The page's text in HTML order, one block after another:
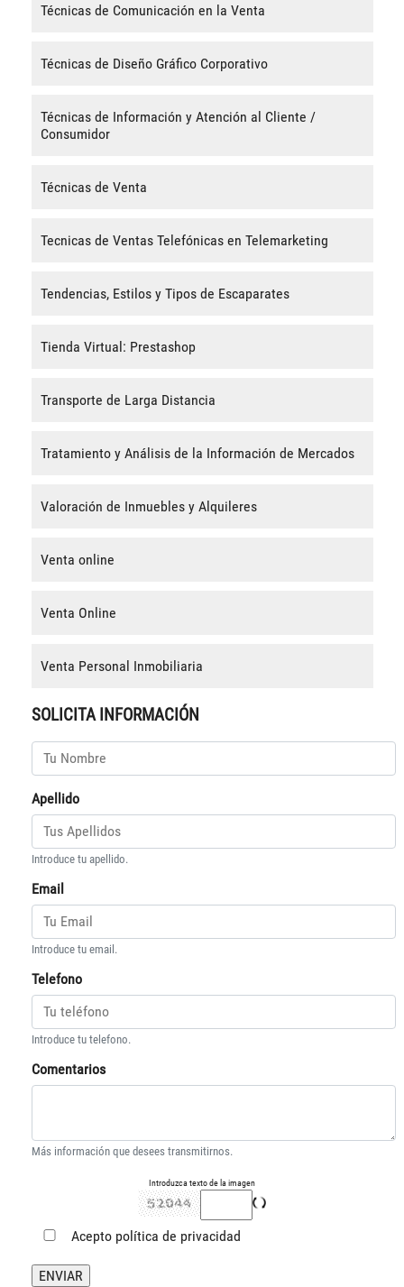
Técnicas de Comunicación en la Venta
Técnicas de Diseño Gráfico Corporativo
Técnicas de Información y Atención al Cliente /
Consumidor
Técnicas de Venta
Tecnicas de Ventas Telefónicas en Telemarketing
Tendencias, Estilos y Tipos de Escaparates
Tienda Virtual: Prestashop
Transporte de Larga Distancia
Tratamiento y Análisis de la Información de Mercados
Valoración de Inmuebles y Alquileres
Venta online
Venta Online
Venta Personal Inmobiliaria
SOLICITA INFORMACIÓN
Apellido
Introduce tu apellido.
Email
Introduce tu email.
Telefono
Introduce tu telefono.
Comentarios
Más información que desees transmitirnos.
Introduzca texto de la imagen
Acepto política de privacidad